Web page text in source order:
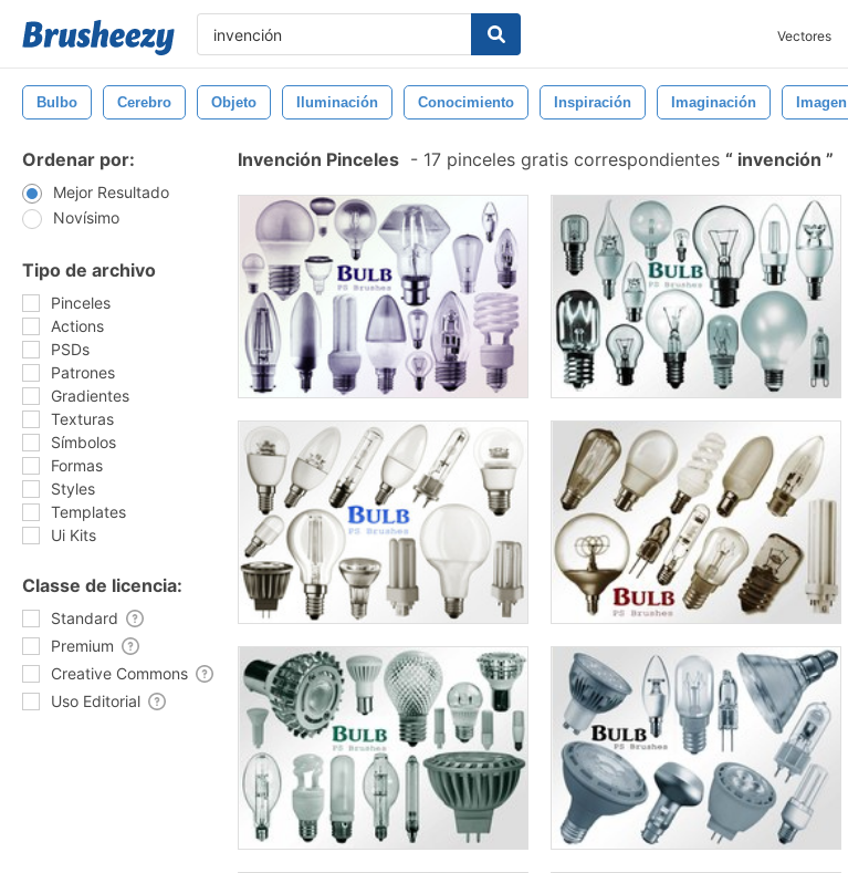
Vectores
Bulbo Cerebro Objeto Iluminación Conocimiento Inspiración Imaginación Imagen
Ordenar por:
Mejor Resultado
Novísimo
Tipo de archivo
Pinceles
Actions
PSDs
Patrones
Gradientes
Texturas
Símbolos
Formas
Styles
Templates
Ui Kits
Classe de licencia:
Standard
Premium
Creative Commons
Uso Editorial
Invención Pinceles - 17 pinceles gratis correspondientes invención